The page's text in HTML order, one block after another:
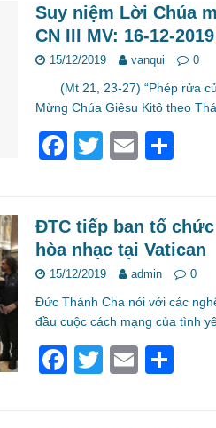
e
b
o
o
k
er
e
Suy niệm Lời Chúa
CN III MV: 16-12-
15/12/2019 vanqui 0
(Mt 21, 23-27) “Phép rửa
Mừng Chúa Giêsu Kitô theo
F
e
b
o
o
k
T
er
E
e
ĐTC tiếp ban tổ
hòa nhạc tại Vatican
15/12/2019 admin 0
Đức Thánh Cha nói với các
đầu cuộc cách mạng của tình
F
T
E